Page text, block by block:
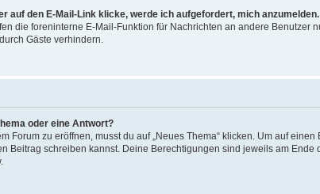
auf den E-Mail-Link klicke, werde ich aufgefordert, mich anzumelden.
die foreninterne E-Mail-Funktion für Nachrichten an andere
Gäste verhindern.
oder eine Antwort?
Forum zu eröffnen, musst du auf „Neues Thema“ klicken. Um auf
Beitrag schreiben kannst. Deine Berechtigungen sind jeweils am